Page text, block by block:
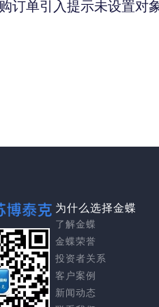
为什么选择金蝶
了解金蝶
金蝶荣誉
投资者关系
客户案例
新闻动态